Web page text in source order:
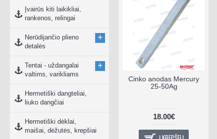
Įvairūs kiti laikikliai,
rankenos, relingai
Nerūdijančio plieno
detalės
+
Tentai - uždangalai
valtims, varikliams
+
Hermetiški dangteliai,
liuko dangčiai
Hermetiški dėklai,
maišai, dėžutės, krepšiai
Spidometras
0-60KM/H
Cinko anodas Mercury
25-50Ag
18.00€